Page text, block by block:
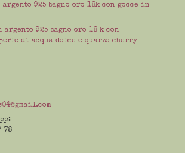
925 bagno oro 18k con gocce in
925 bagno oro 18 k con
di acqua dolce e quarzo cherry
78